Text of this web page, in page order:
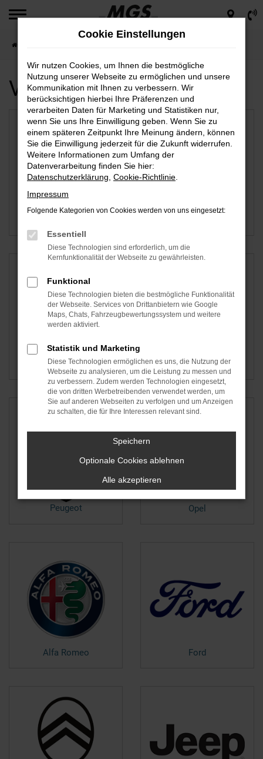
Zum
springen
Verfügbare Marken
Nissan Volvo
Peugeot Opel
Alfa Romeo Ford
Cookie Einstellungen
Wir nutzen Cookies, um Ihnen die bestmögliche
Nutzung unserer Webseite zu ermöglichen und unsere
Kommunikation mit Ihnen zu verbessern. Wir
berücksichtigen hierbei Ihre Präferenzen und
verarbeiten Daten für Marketing und Statistiken nur,
wenn Sie uns Ihre Einwilligung geben. Wenn Sie zu
einem späteren Zeitpunkt Ihre Meinung ändern, können
Sie die Einwilligung jederzeit für die Zukunft widerrufen.
Weitere Informationen zum Umfang der
Datenverarbeitung finden Sie hier:
Datenschutzerklärung Cookie-Richtlinie
Impressum
Folgende Kategorien von Cookies werden von uns eingesetzt:
Essentiell
Diese Technologien sind erforderlich, um die
Kernfunktionalität der Webseite zu gewährleisten.
Funktional
Diese Technologien bieten die bestmögliche Funktionalität
der Webseite. Services von Drittanbietern wie Google
Maps, Chats, Fahrzeugbewertungssystem und weitere
werden aktiviert.
Statistik und Marketing
Diese Technologien ermöglichen es uns, die Nutzung der
Webseite zu analysieren, um die Leistung zu messen und
zu verbessern. Zudem werden Technologien eingesetzt,
die von dritten Werbetreibenden verwendet werden, um
Sie auf anderen Webseiten zu verfolgen und um Anzeigen
zu schalten, die für Ihre Interessen relevant sind.
Speichern
Optionale Cookies ablehnen
Alle akzeptieren